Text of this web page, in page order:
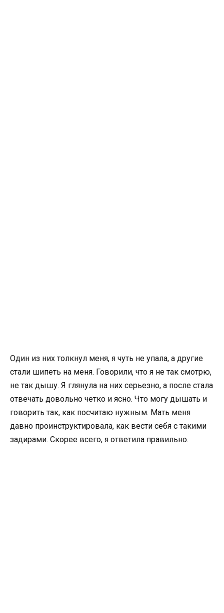
Один из них толкнул меня, я чуть не упала, а другие
стали шипеть на меня. Говорили, что я не так смотрю,
не так дышу. Я глянула на них серьезно, а после стала
отвечать довольно четко и ясно. Что могу дышать и
говорить так, как посчитаю нужным. Мать меня
давно проинструктировала, как вести себя с такими
задирами. Скорее всего, я ответила правильно.